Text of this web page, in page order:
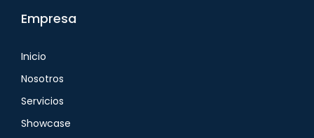
Empresa
Inicio
Nosotros
Servicios
Showcase